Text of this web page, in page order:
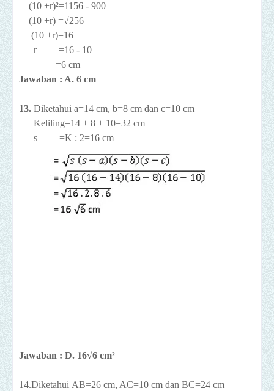
(10 +r)²=1156 - 900
(10 +r) =√256
(10 +r)=16
r =16 - 10
=6 cm
Jawaban : A. 6 cm
13. Diketahui a=14 cm, b=8 cm dan c=10 cm
Keliling=14 + 8 + 10=32 cm
s =K : 2=16 cm
Jawaban : D. 16√6 cm²
14.Diketahui AB=26 cm, AC=10 cm dan BC=24 cm